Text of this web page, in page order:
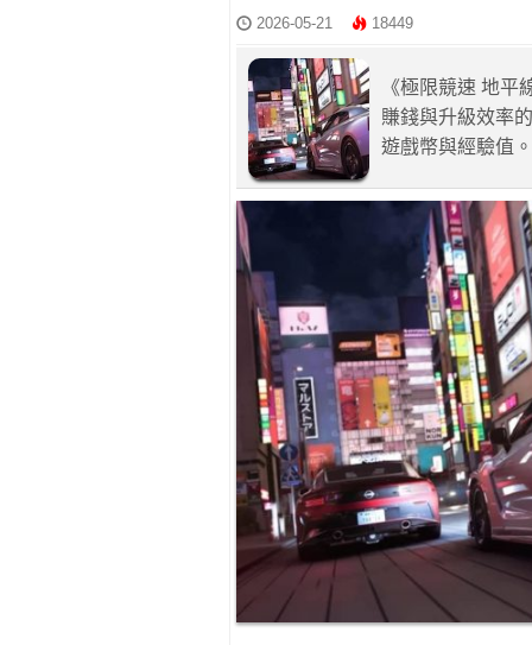
2026-05-21 18449
《極限競速 地
賺錢與升級效率
遊戲幣與經驗值。